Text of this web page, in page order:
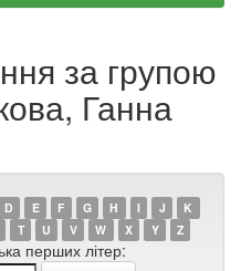
за групою
Ганна
D E F G H I J
K
T U V W X Y Z
перших літер: